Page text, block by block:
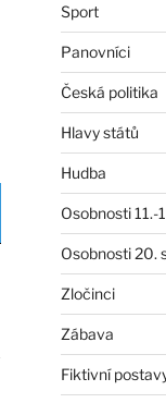
Sport
Panovníci
Česká politika
Hlavy států
Hudba
Osobnosti 11.-
Osobnosti 20.
Zločinci
Zábava
Fiktivní